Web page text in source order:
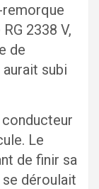
2338 V,
de
aurait subi
Le
de finir sa
déroulait